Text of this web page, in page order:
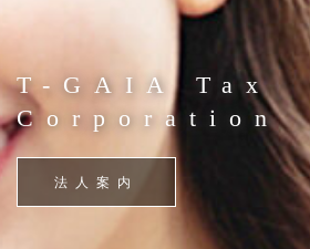
T-GAIA Tax
Corporation
法人案内